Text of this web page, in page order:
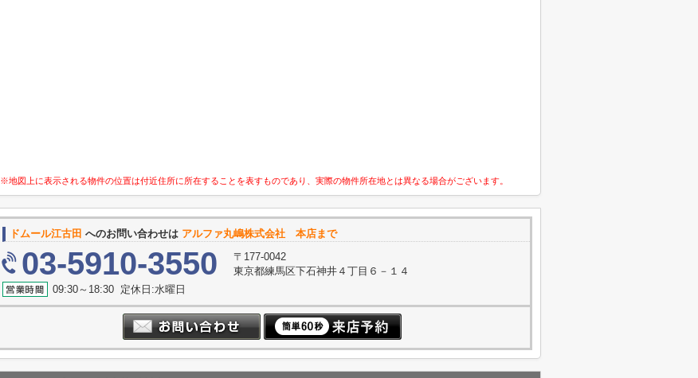
※地図上に表示される物件の位置は付近住所に所在することを表すものであり、実際の物件所在地とは異なる場合がございます。
ドムール江古田 へのお問い合わせは アルファ丸嶋株式会社 本店まで
03-5910-3550
〒177-0042
東京都練馬区下石神井４丁目６－１４
09:30～18:30 定休日:水曜日